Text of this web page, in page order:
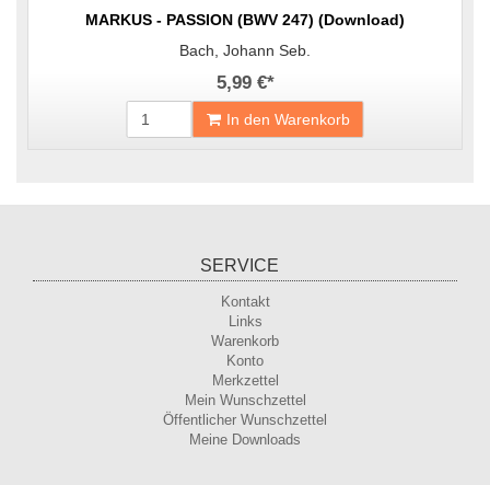
MARKUS - PASSION (BWV 247) (Download)
Bach, Johann Seb.
5,99 €*
In den Warenkorb
SERVICE
Kontakt
Links
Warenkorb
Konto
Merkzettel
Mein Wunschzettel
Öffentlicher Wunschzettel
Meine Downloads